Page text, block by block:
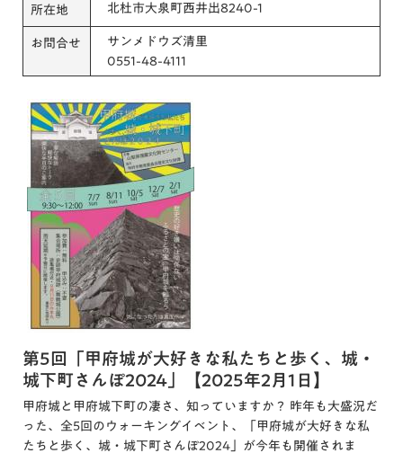
所在地 北杜市大泉町西井出8240-1
お問合せ
サンメドウズ清里
0551-48-4111
第5回「甲府城が大好きな私たちと歩く、城・
城下町さんぽ2024」【2025年2月1日】
甲府城と甲府城下町の凄さ、知っていますか？ 昨年も大盛況だ
った、全5回のウォーキングイベント、「甲府城が大好きな私
たちと歩く、城・城下町さんぽ2024」が今年も開催されま